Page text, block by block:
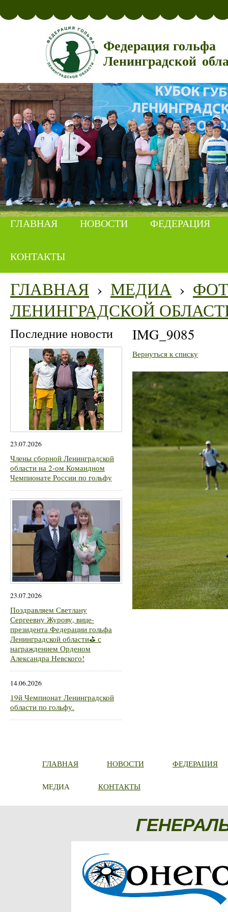
Федерация гольфа
Ленинградской
ГЛАВНАЯ НОВОСТИ ФЕДЕРАЦИЯ
КОНТАКТЫ
ГЛАВНАЯ › МЕДИА ›
ЛЕНИНГРАДСКОЙ
Последние новости
23.07.2026
Члены сборной Ленинградской
области на 2-ом Командном
Чемпионате России по гольфу
23.07.2026
Поздравляем Светлану
Сергеевну Журову, вице-
президента Федерации гольфа
Ленинградской области⛳ с
награждением Орденом
Александра Невского!
14.06.2026
19й Чемпионат Ленинградской
области по гольфу.
IMG_9085
Вернуться к списку
ГЛАВНАЯ НОВОСТИ ФЕДЕРАЦИЯ
МЕДИА КОНТАКТЫ